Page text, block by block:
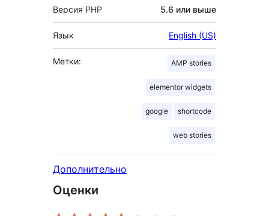
Версия PHP 5.6 или выше
Язык English (US)
Метки: AMP stories
elementor widgets
google shortcode
web stories
Дополнительно
Оценки